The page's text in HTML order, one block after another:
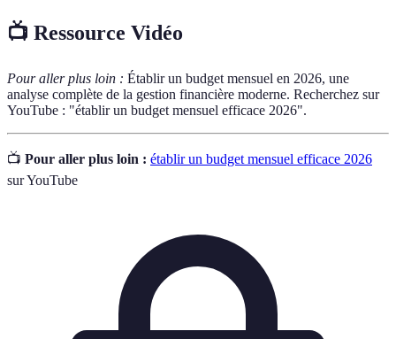
📺 Ressource Vidéo
Pour aller plus loin : Établir un budget mensuel en 2026, une
analyse complète de la gestion financière moderne. Recherchez sur
YouTube : "établir un budget mensuel efficace 2026".
📺 Pour aller plus loin : établir un budget mensuel efficace 2026
sur YouTube